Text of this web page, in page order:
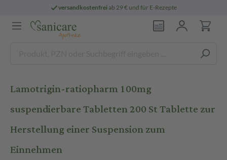
versandkostenfreiab 29 € und für E-Rezepte
Lamotrigin-ratiopharm 100mg
suspendierbare Tabletten 200 St Tablette zur
Herstellung einer Suspension zum
Einnehmen